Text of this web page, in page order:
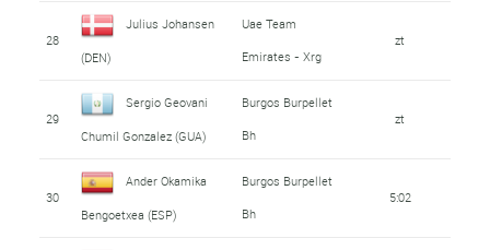
28
Julius Johansen
(DEN)
Uae Team
Emirates - Xrg
zt
29
Sergio Geovani
Chumil Gonzalez (GUA)
Burgos Burpellet
Bh
zt
30
Ander Okamika
Bengoetxea (ESP)
Burgos Burpellet
Bh
5:02